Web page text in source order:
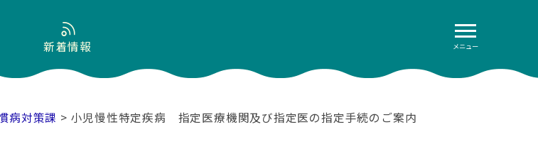
メニュー
新着情報
病対策課 > 小児慢性特定疾病 指定医療機関及び指定医の指定手続のご案内